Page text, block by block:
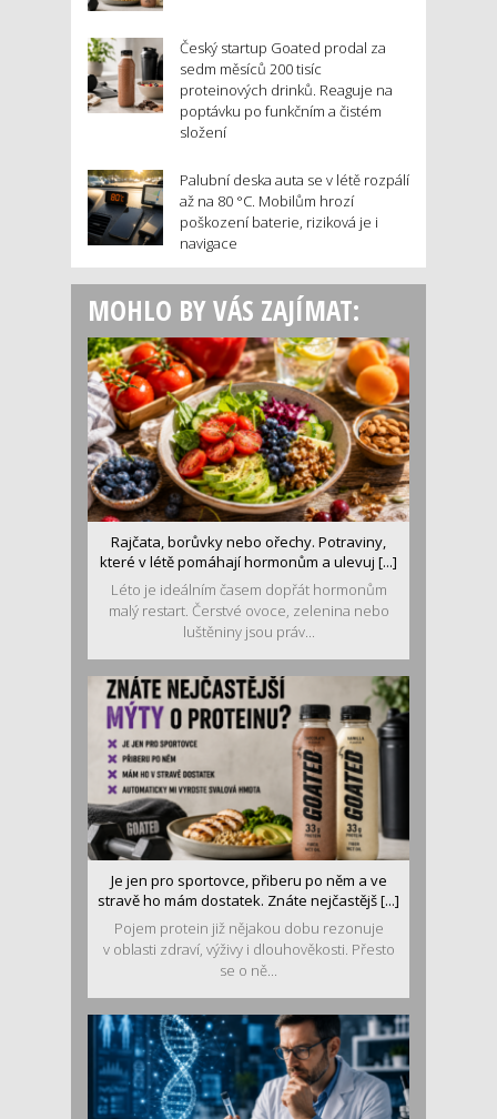
Český startup Goated prodal za
sedm měsíců 200 tisíc
proteinových drinků. Reaguje na
poptávku po funkčním a čistém
složení
Palubní deska auta se v létě rozpálí
až na 80 °C. Mobilům hrozí
poškození baterie, riziková je i
navigace
MOHLO BY VÁS ZAJÍMAT:
Rajčata, borůvky nebo ořechy. Potraviny,
které v létě pomáhají hormonům a ulevuj [...]
Léto je ideálním časem dopřát hormonům
malý restart. Čerstvé ovoce, zelenina nebo
luštěniny jsou práv...
Je jen pro sportovce, přiberu po něm a ve
stravě ho mám dostatek. Znáte nejčastějš [...]
Pojem protein již nějakou dobu rezonuje
v oblasti zdraví, výživy i dlouhověkosti. Přesto
se o ně...